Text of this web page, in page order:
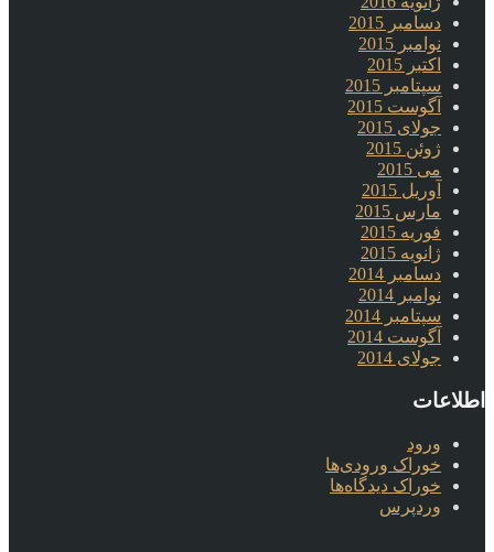
دسامبر 2015
نوامبر 2015
اکتبر 2015
سپتامبر 2015
آگوست 2015
جولای 2015
ژوئن 2015
می 2015
آوریل 2015
مارس 2015
فوریه 2015
ژانویه 2015
دسامبر 2014
نوامبر 2014
سپتامبر 2014
آگوست 2014
جولای 2014
اطلاعات
ورود
خوراک ورودی‌ها
خوراک دیدگاه‌ها
وردپرس